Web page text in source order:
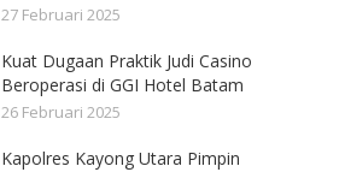
27 Februari 2025
Kuat Dugaan Praktik Judi Casino
Beroperasi di GGI Hotel Batam
26 Februari 2025
Kapolres Kayong Utara Pimpin